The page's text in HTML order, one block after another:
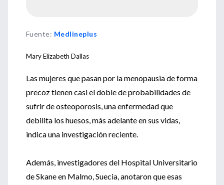
Fuente: Medlineplus
Mary Elizabeth Dallas
Las mujeres que pasan por la menopausia de forma
precoz tienen casi el doble de probabilidades de
sufrir de osteoporosis, una enfermedad que
debilita los huesos, más adelante en sus vidas,
indica una investigación reciente.
Además, investigadores del Hospital Universitario
de Skane en Malmo, Suecia, anotaron que esas